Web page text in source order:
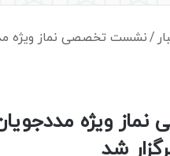
/نشست تخصصی نماز ویژه
ویژه مددجویان
شد